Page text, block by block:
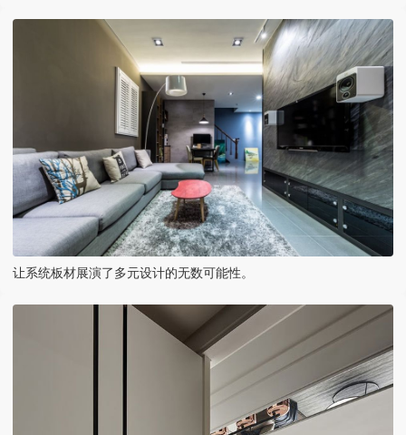
让系统板材展演了多元设计的无数可能性。